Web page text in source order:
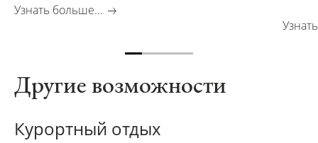
Узнать больше...
Другие возможности
Курортный отдых